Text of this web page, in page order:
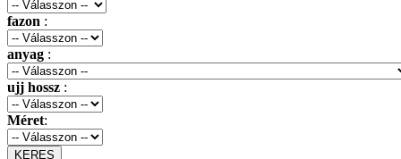
fazon :
anyag :
ujj hossz :
Méret: